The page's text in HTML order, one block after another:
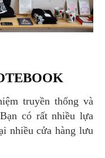
có rất nhiều lựa
nhiều cửa hàng lưu